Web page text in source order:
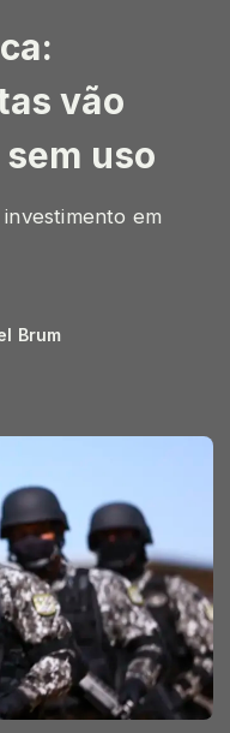
vão
uso
em
Brum